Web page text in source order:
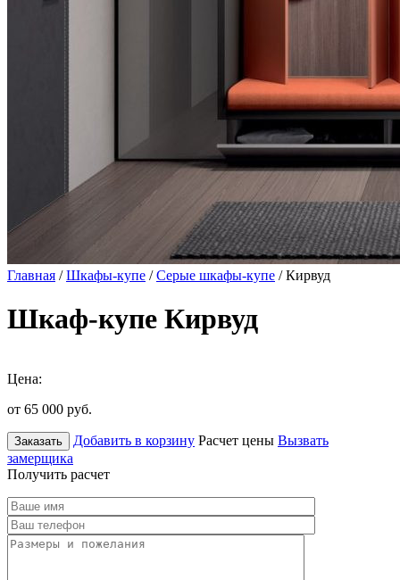
Главная /Шкафы-купе /Серые шкафы-купе / Кирвуд
Шкаф-купе Кирвуд
Цена:
от 65 000 руб.
Заказать Добавить в корзину Расчет цены Вызвать
замерщика
Получить расчет